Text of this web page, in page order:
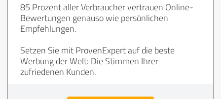
85 Prozent aller Verbraucher vertrauen Online-
Bewertungen genauso wie persönlichen
Empfehlungen.
Setzen Sie mit ProvenExpert auf die beste
Werbung der Welt: Die Stimmen Ihrer
zufriedenen Kunden.